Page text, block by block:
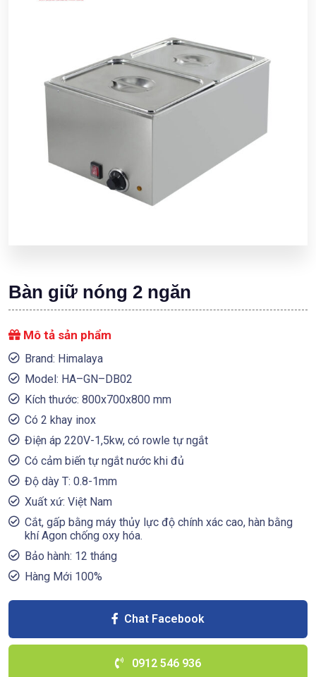
Bàn giữ nóng 2 ngăn
Mô tả sản phẩm
Brand: Himalaya
Model: HA–GN–DB02
Kích thước: 800x700x800 mm
Có 2 khay inox
Điện áp 220V-1,5kw, có rowle tự ngắt
Có cảm biến tự ngắt nước khi đủ
Độ dày T: 0.8-1mm
Xuất xứ: Việt Nam
Cắt, gấp bằng máy thủy lực độ chính xác cao, hàn bằng
khí Agon chống oxy hóa.
Bảo hành: 12 tháng
Hàng Mới 100%
Chat Facebook
0912 546 936